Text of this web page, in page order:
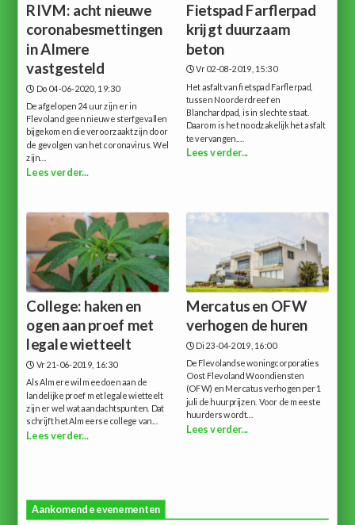
RIVM: acht nieuwe
coronabesmettingen
in Almere
vastgesteld
Do 04-06-2020, 19:30
De afgelopen 24 uur zijn er in
Flevoland geen nieuwe sterfgevallen
bijgekomen die veroorzaakt zijn door
de gevolgen van het coronavirus. Wel
zijn...
Lees verder...
Fietspad Farflerpad
krijgt duurzaam
beton
Vr 02-08-2019, 15:30
Het asfalt van fietspad Farflerpad,
tussen Noorderdreef en
Blanchardpad, is in slechte staat.
Daarom is het noodzakelijk het asfalt
te vervangen....
Lees verder...
College: haken en
ogen aan proef met
legale wietteelt
Vr 21-06-2019, 16:30
Als Almere wil meedoen aan de
landelijke proef met legale wietteelt
zijn er wel wat aandachtspunten. Dat
schrijft het Almeerse college van...
Lees verder...
Mercatus en OFW
verhogen de huren
Di 23-04-2019, 16:00
De Flevolandse woningcorporaties
Oost Flevoland Woondiensten
(OFW) en Mercatus verhogen per 1
juli de huurprijzen. Voor de meeste
huurders wordt...
Lees verder...
Aankomende evenementen